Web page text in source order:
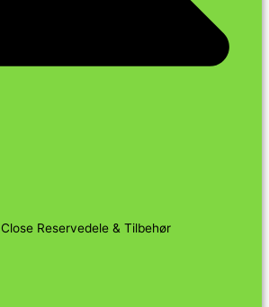
Close Reservedele & Tilbehør